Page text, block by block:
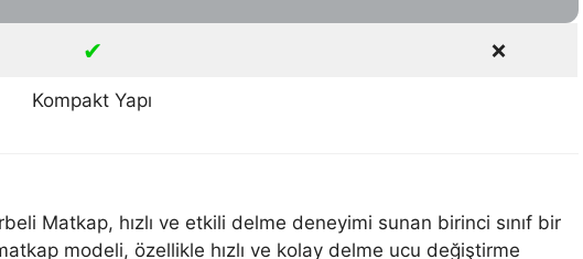
✔ ❌
Kompakt Yapı
Matkap, hızlı ve etkili delme deneyimi sunan birinci sınıf bir
modeli, özellikle hızlı ve kolay delme ucu değiştirme